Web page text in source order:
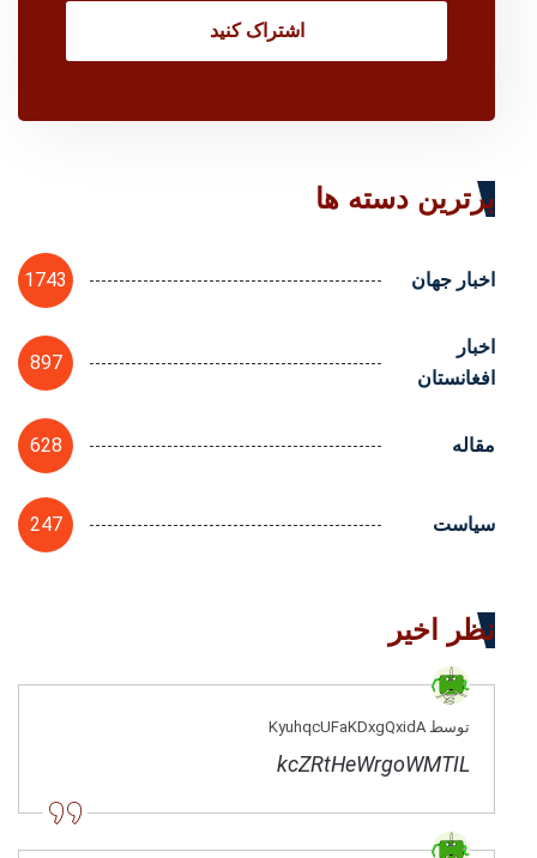
اشتراک کنید
برترین دسته ها
اخبار جهان 1743
اخبار
افغانستان
897
مقاله 628
سیاست 247
نظر اخیر
توسط KyuhqcUFaKDxgQxidA
kcZRtHeWrgoWMTIL